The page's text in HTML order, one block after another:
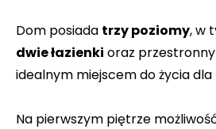
Dom posiada trzy poziomy, w
dwie łazienki oraz
idealnym miejscem do życia dla
Na pierwszym piętrze